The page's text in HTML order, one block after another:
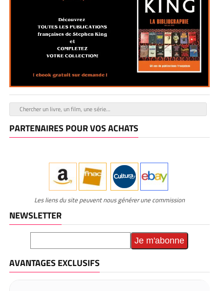
PARTENAIRES POUR VOS ACHATS
Les liens du site peuvent nous générer une commission
NEWSLETTER
AVANTAGES EXCLUSIFS